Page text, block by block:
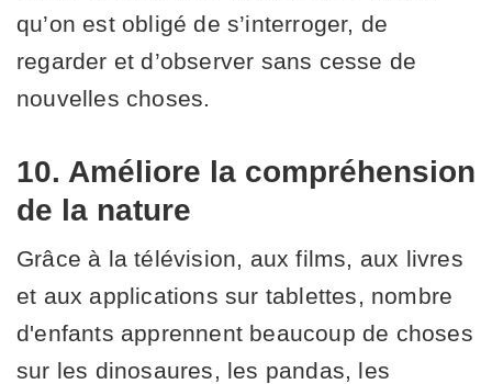
qu’on est obligé de s’interroger, de
regarder et d’observer sans cesse de
nouvelles choses.
10. Améliore la compréhension
de la nature
Grâce à la télévision, aux films, aux livres
et aux applications sur tablettes, nombre
d'enfants apprennent beaucoup de choses
sur les dinosaures, les pandas, les